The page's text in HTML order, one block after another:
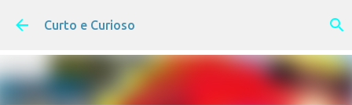
Pular para o conteúdo principal
Curto e Curioso